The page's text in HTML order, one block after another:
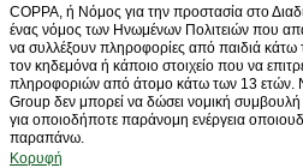
COPPA, ή Νόμος για την προστασία στο
ένας νόμος των Ηνωμένων Πολιτειών που
να συλλέξουν πληροφορίες από παιδιά
τον κηδεμόνα ή κάποιο στοιχείο που να
πληροφοριών από άτομο κάτω των 13 ετών.
Group δεν μπορεί να δώσει νομική συμβουλή
για οποιοδήποτε παράνομη ενέργεια
παραπάνω.
Κορυφή